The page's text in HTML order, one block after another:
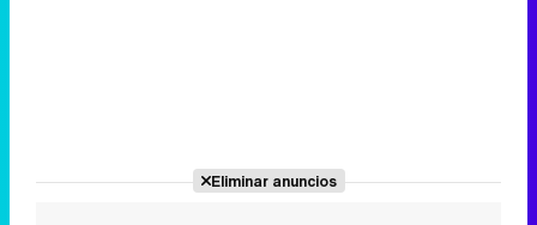
Eliminar anuncios